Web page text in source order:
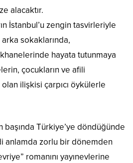
alacaktır.
İstanbul’u zengin tasvirleriyle
sokaklarında,
hayata tutunmaya
çocukların ve afili
ilişkisi çarpıcı öykülerle
başında Türkiye’ye döndüğünde
anlamda zorlu bir dönemden
romanını yayınevlerine